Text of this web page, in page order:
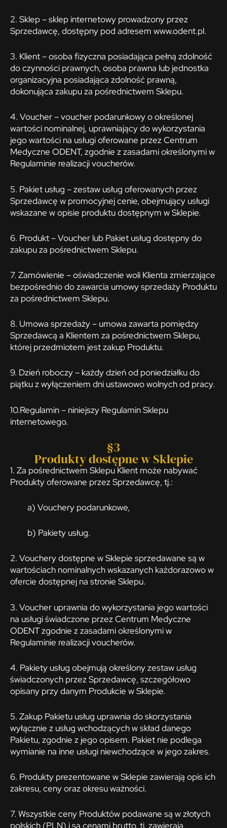
2. Sklep – sklep internetowy prowadzony przez
Sprzedawcę, dostępny pod adresem www.odent.pl.
3. Klient – osoba fizyczna posiadająca pełną zdolność
do czynności prawnych, osoba prawna lub jednostka
organizacyjna posiadająca zdolność prawną,
dokonująca zakupu za pośrednictwem Sklepu.
4. Voucher – voucher podarunkowy o określonej
wartości nominalnej, uprawniający do wykorzystania
jego wartości na usługi oferowane przez Centrum
Medyczne ODENT, zgodnie z zasadami określonymi w
Regulaminie realizacji voucherów.
5. Pakiet usług – zestaw usług oferowanych przez
Sprzedawcę w promocyjnej cenie, obejmujący usługi
wskazane w opisie produktu dostępnym w Sklepie.
6. Produkt – Voucher lub Pakiet usług dostępny do
zakupu za pośrednictwem Sklepu.
7. Zamówienie – oświadczenie woli Klienta zmierzające
bezpośrednio do zawarcia umowy sprzedaży Produktu
za pośrednictwem Sklepu.
8. Umowa sprzedaży – umowa zawarta pomiędzy
Sprzedawcą a Klientem za pośrednictwem Sklepu,
której przedmiotem jest zakup Produktu.
9. Dzień roboczy – każdy dzień od poniedziałku do
piątku z wyłączeniem dni ustawowo wolnych od pracy.
10.Regulamin – niniejszy Regulamin Sklepu
internetowego.
§3
Produkty dostępne w Sklepie
1. Za pośrednictwem Sklepu Klient może nabywać
Produkty oferowane przez Sprzedawcę, tj.:
a) Vouchery podarunkowe,
b) Pakiety usług.
2. Vouchery dostępne w Sklepie sprzedawane są w
wartościach nominalnych wskazanych każdorazowo w
ofercie dostępnej na stronie Sklepu.
3. Voucher uprawnia do wykorzystania jego wartości
na usługi świadczone przez Centrum Medyczne
ODENT zgodnie z zasadami określonymi w
Regulaminie realizacji voucherów.
4. Pakiety usług obejmują określony zestaw usług
świadczonych przez Sprzedawcę, szczegółowo
opisany przy danym Produkcie w Sklepie.
5. Zakup Pakietu usług uprawnia do skorzystania
wyłącznie z usług wchodzących w skład danego
Pakietu, zgodnie z jego opisem. Pakiet nie podlega
wymianie na inne usługi niewchodzące w jego zakres.
6. Produkty prezentowane w Sklepie zawierają opis ich
zakresu, ceny oraz okresu ważności.
7. Wszystkie ceny Produktów podawane są w złotych
polskich (PLN) i są cenami brutto, tj. zawierają